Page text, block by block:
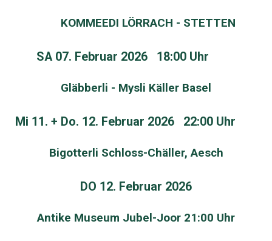
KOMMEEDI LÖRRACH - STETTEN
SA 07. Februar 2026 18:00 Uhr
Gläbberli - Mysli Käller Basel
Mi 11. + Do. 12. Februar 2026 22:00 Uhr
Bigotterli Schloss-Chäller, Aesch
DO 12. Februar 2026
Antike Museum Jubel-Joor 21:00 Uhr